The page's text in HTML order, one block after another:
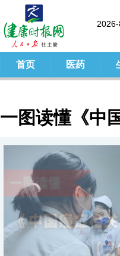
首页 医药
一图读懂《中
南》